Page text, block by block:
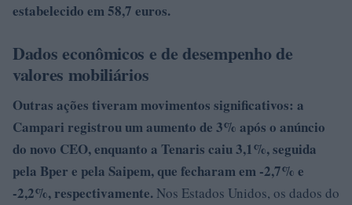
estabelecido em 58,7 euros.
Dados econômicos e de desempenho de
valores mobiliários
Outras ações tiveram movimentos significativos: a
Campari registrou um aumento de 3% após o anúncio
do novo CEO, enquanto a Tenaris caiu3,1%, seguida
pela Bper e pela Saipem, que fecharam em -2,7% e
-2,2%, respectivamente. Nos Estados Unidos, os dados do